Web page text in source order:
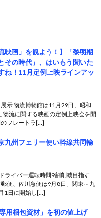
映画」を観よう！】「黎明期
その時代」、はいもう聞いた
ね！11月定例上映ラインアッ
示 物流博物館は11月29日、昭和
流に関する映画の定例上映会を開
フレートラ[…]
九州フェリー使い幹線共同輸
ライバー運転時間9割削減目指す
便、佐川急便は9月8日、関東～九
1日に開始し[…]
用梱包資材」を初の値上げ